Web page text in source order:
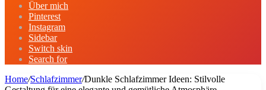
Über mich
Pinterest
Instagram
Sidebar
Switch skin
Search for
Home/Schlafzimmer/Dunkle Schlafzimmer Ideen: Stilvolle